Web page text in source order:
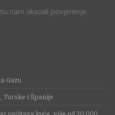
nam ukazali povjerenje.
Gazu
Turske i Španije